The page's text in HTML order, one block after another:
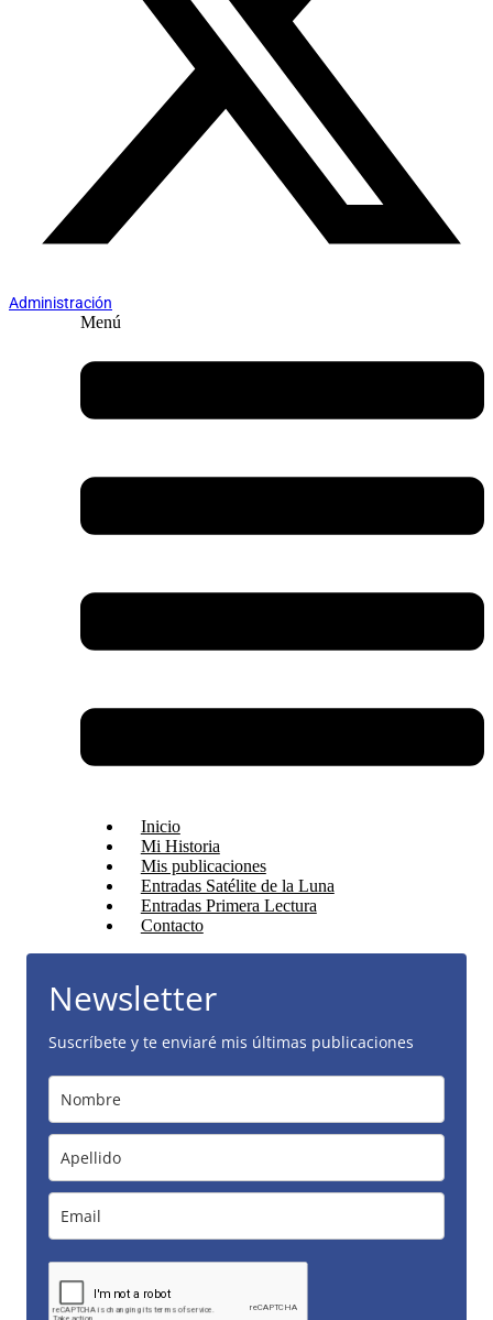
Administración
Menú
Inicio
Mi Historia
Mis publicaciones
Entradas Satélite de la Luna
Entradas Primera Lectura
Contacto
Newsletter
Suscríbete y te enviaré mis últimas publicaciones